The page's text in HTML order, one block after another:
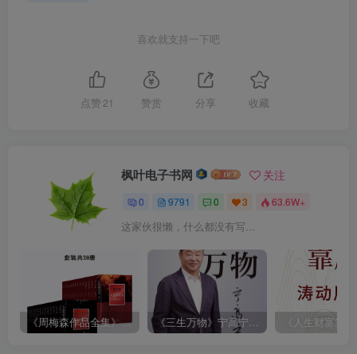
喜欢就支持一下吧
点赞 21 赞赏 分享 收藏
枫叶电子书网 关注
0 9791 0 3 63.6W+
这家伙很懒，什么都没有写...
《周梅森作品全集》[共30册] 《三生万物》宁高宁（epub+mobi+azw3+pdf）